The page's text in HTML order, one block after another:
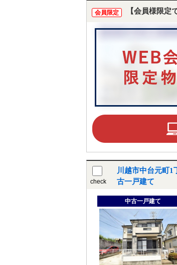
会員限定 【会員様限定
check
川越市中台元町
古一戸建て
中古一戸建て